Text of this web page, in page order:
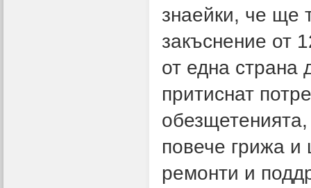
знаейки, че ще
закъснение от
от една страна
притиснат
повече грижа и
ремонти и